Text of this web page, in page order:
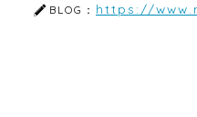
BLOG： https://